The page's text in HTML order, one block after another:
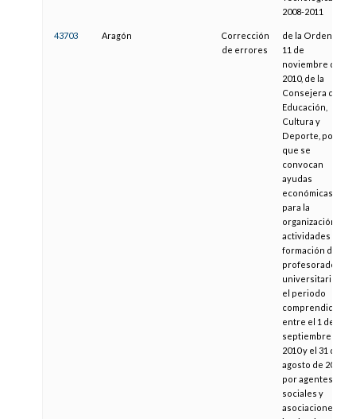
2008-2011
43703 Aragón
Corrección
de errores
de la Orden de
11 de
noviembre de
2010, de la
Consejera de
Educación,
Cultura y
Deporte, por la
que se
convocan
ayudas
económicas
para la
organización de
actividades de
formación del
profesorado no
universitario en
el periodo
comprendido
entre el 1 de
septiembre de
2010 y el 31 de
agosto de 2011
por agentes
sociales y
asociaciones e